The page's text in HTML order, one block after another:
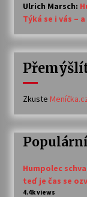
Ulrich Marsch:
Týká se i vás –
Zkuste
Humpolec
teď je čas se
4.4k views